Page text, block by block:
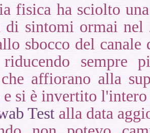
fisica ha sciolto
di sintomi ormai
sbocco del
sempre
affiorano alla
e si è invertito
Test alla data